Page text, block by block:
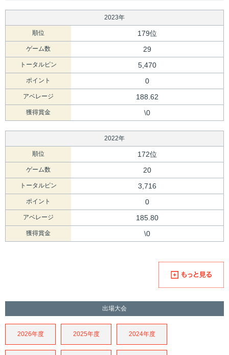
2023年
順位 179位
ゲーム数 29
トータルピン 5,470
ポイント 0
アベレージ 188.62
獲得賞金 \0
2022年
順位 172位
ゲーム数 20
トータルピン 3,716
ポイント 0
アベレージ 185.80
獲得賞金 \0
出場大会
2026年度 2025年度 2024年度